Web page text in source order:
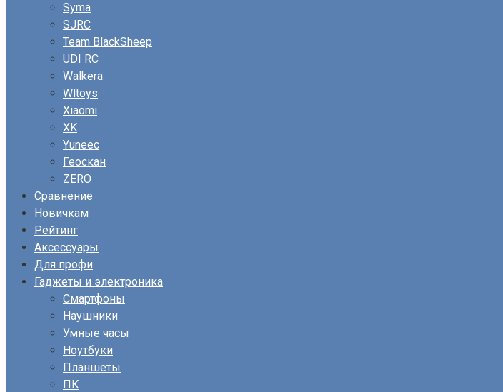
Syma
SJRC
Team BlackSheep
UDI RC
Walkera
Wltoys
Xiaomi
XK
Yuneec
Геоскан
ZERO
Сравнение
Новичкам
Рейтинг
Аксессуары
Для профи
Гаджеты и электроника
Смартфоны
Наушники
Умные часы
Ноутбуки
Планшеты
ПК